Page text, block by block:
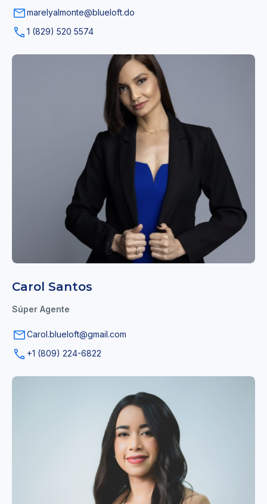
marelyalmonte@blueloft.do
1 (829) 520 5574
Carol Santos
Súper Agente
Carol.blueloft@gmail.com
+1 (809) 224-6822